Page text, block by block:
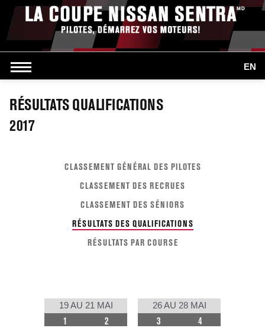
EN
RÉSULTATS QUALIFICATIONS
2017
CLASSEMENT GÉNÉRAL DES PILOTES
CLASSEMENT DES RECRUES
CLASSEMENT DES SÉNIORS
RÉSULTATS DES QUALIFICATIONS
RÉSULTATS PAR COURSE
19 AU 21 MAI
1 2
26 AU 28 MAI
3 4